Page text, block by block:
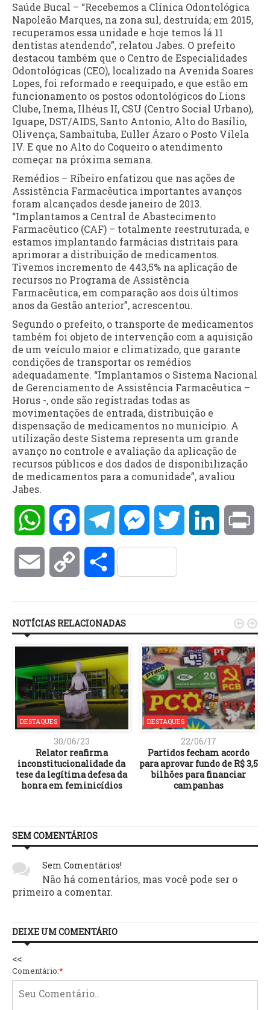
Saúde Bucal – “Recebemos a Clínica Odontológica
Napoleão Marques, na zona sul, destruída; em 2015,
recuperamos essa unidade e hoje temos lá 11
dentistas atendendo”, relatou Jabes. O prefeito
destacou também que o Centro de Especialidades
Odontológicas (CEO), localizado na Avenida Soares
Lopes, foi reformado e reequipado, e que estão em
funcionamento os postos odontológicos do Lions
Clube, Inema, Ilhéus II, CSU (Centro Social Urbano),
Iguape, DST/AIDS, Santo Antonio, Alto do Basílio,
Olivença, Sambaituba, Euller Ázaro o Posto Vilela
IV. E que no Alto do Coqueiro o atendimento
começar na próxima semana.
Remédios – Ribeiro enfatizou que nas ações de
Assistência Farmacêutica importantes avanços
foram alcançados desde janeiro de 2013.
“Implantamos a Central de Abastecimento
Farmacêutico (CAF) – totalmente reestruturada, e
estamos implantando farmácias distritais para
aprimorar a distribuição de medicamentos.
Tivemos incremento de 443,5% na aplicação de
recursos no Programa de Assistência
Farmacêutica, em comparação aos dois últimos
anos da Gestão anterior”, acrescentou.
Segundo o prefeito, o transporte de medicamentos
também foi objeto de intervenção com a aquisição
de um veículo maior e climatizado, que garante
condições de transportar os remédios
adequadamente. “Implantamos o Sistema Nacional
de Gerenciamento de Assistência Farmacêutica –
Horus -, onde são registradas todas as
movimentações de entrada, distribuição e
dispensação de medicamentos no município. A
utilização deste Sistema representa um grande
avanço no controle e avaliação da aplicação de
recursos públicos e dos dados de disponibilização
de medicamentos para a comunidade”, avaliou
Jabes.
WhatsAppFacebookTelegramMessengerTwitter LinkedIn
Email Copy Compartilhar
NOTÍCIAS RELACIONADAS
DESTAQUES
30/06/23
Relator reafirma
inconstitucionalidade da
tese da legítima defesa da
honra em feminicídios
DESTAQUES
22/06/17
Partidos fecham acordo
para aprovar fundo de R$ 3,5
bilhões para financiar
campanhas
 
SEM COMENTÁRIOS
Sem Comentários!
Não há comentários, mas você pode ser o
primeiro a comentar.
DEIXE UM COMENTÁRIO
<<
Comentário:*